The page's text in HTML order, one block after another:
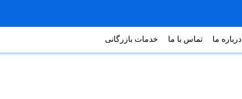
درباره ما تماس با ما خدمات بازرگانی